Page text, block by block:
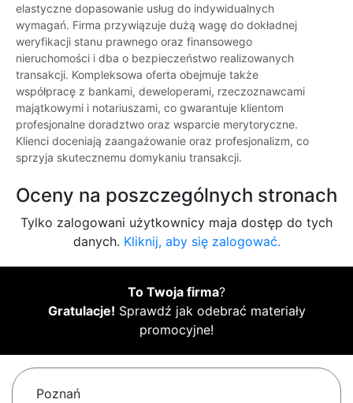
elastyczne dopasowanie usług do indywidualnych
wymagań. Firma przywiązuje dużą wagę do dokładnej
weryfikacji stanu prawnego oraz finansowego
nieruchomości i dba o bezpieczeństwo realizowanych
transakcji. Kompleksowa oferta obejmuje także
współpracę z bankami, deweloperami, rzeczoznawcami
majątkowymi i notariuszami, co gwarantuje klientom
profesjonalne doradztwo oraz wsparcie merytoryczne.
Klienci doceniają zaangażowanie oraz profesjonalizm, co
sprzyja skutecznemu domykaniu transakcji.
Oceny na poszczególnych stronach
Tylko zalogowani użytkownicy maja dostęp do tych
danych. Kliknij, aby się zalogować.
To Twoja firma?
Gratulacje! Sprawdź jak odebrać materiały
promocyjne!
Poznań